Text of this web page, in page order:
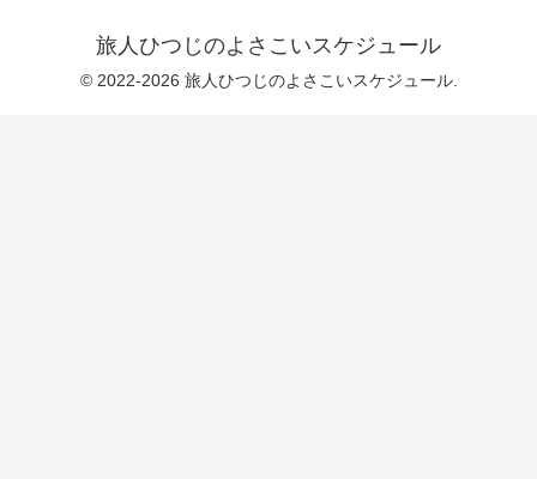
旅人ひつじのよさこいスケジュール
© 2022-2026 旅人ひつじのよさこいスケジュール.